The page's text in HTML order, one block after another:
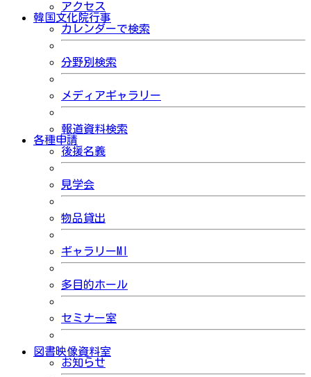
アクセス
韓国文化院行事
カレンダーで検索
分野別検索
メディアギャラリー
報道資料検索
各種申請
後援名義
見学会
物品貸出
ギャラリーMI
多目的ホール
セミナー室
図書映像資料室
お知らせ